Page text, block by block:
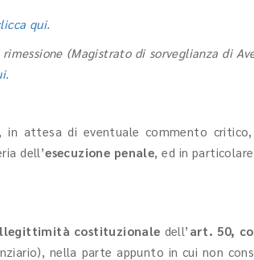
qui.
(Magistrato di sorveglianza di
.
, in attesa di eventuale commento
dell’esecuzione penale, ed in
costituzionale dell’ art. 50,
nella parte appunto in cui non